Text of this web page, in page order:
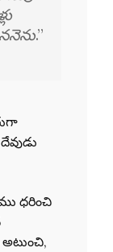
.”
ధరించి